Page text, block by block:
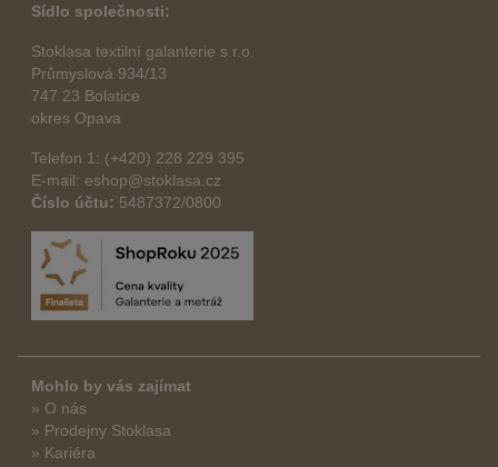
Sídlo společnosti:
Stoklasa textilní galanterie s.r.o.
Průmyslová 934/13
747 23 Bolatice
okres Opava
Telefon 1: (+420) 228 229 395
E-mail: eshop@stoklasa.cz
Číslo účtu: 5487372/0800
Mohlo by vás zajímat
» O nás
» Prodejny Stoklasa
» Kariéra